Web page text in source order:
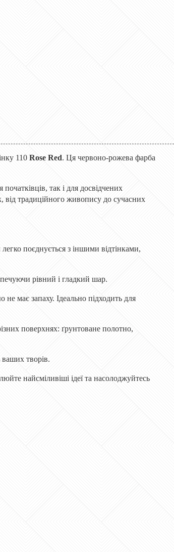
110 Rose Red. Ця червоно-рожева фарба
так і для досвідчених
від традиційного живопису до сучасних
поєднується з іншими відтінками,
рівний і гладкий шар.
має запаху. Ідеально підходить для
поверхнях: ґрунтоване полотно,
ваших творів.
найсміливіші ідеї та насолоджуйтесь